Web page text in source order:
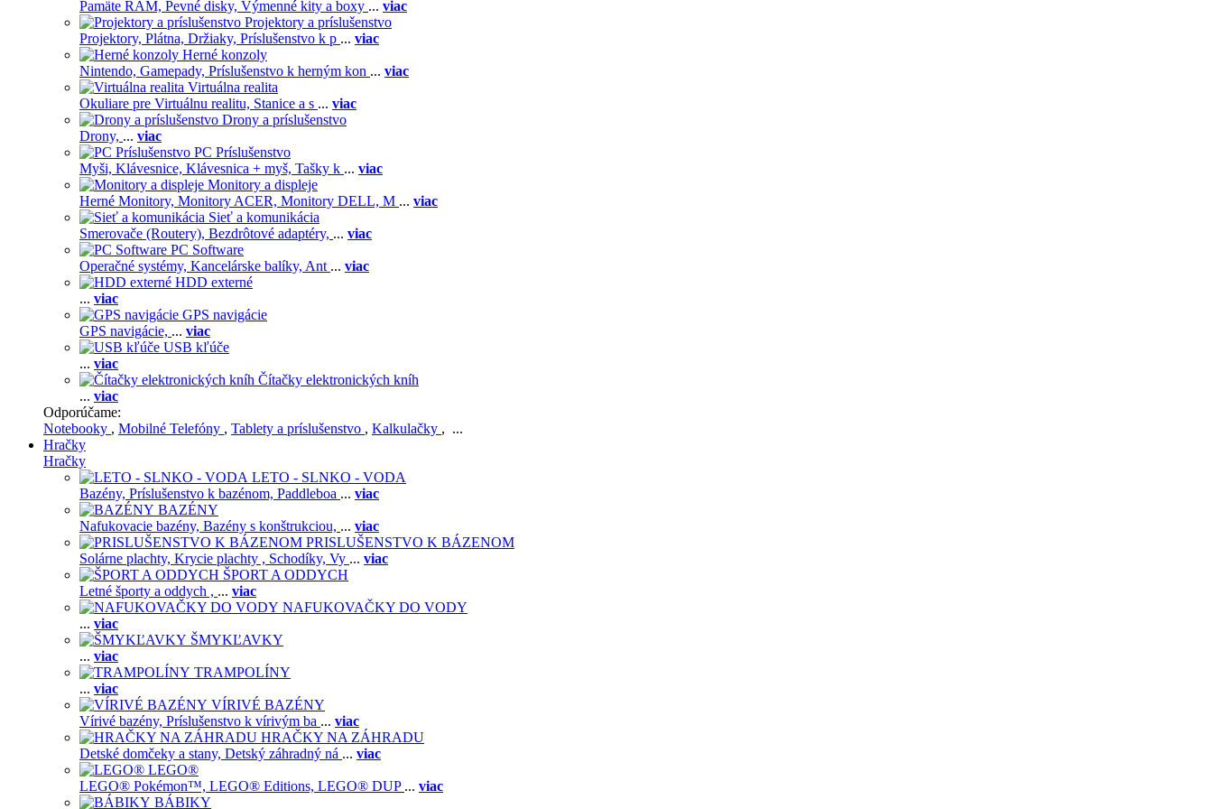
Pamäte RAM, Pevné disky, Výmenné kity a boxy ... viac
Projektory a príslušenstvo
Projektory, Plátna, Držiaky, Príslušenstvo k p ... viac
Herné konzoly
Nintendo, Gamepady, Príslušenstvo k herným kon ... viac
Virtuálna realita
Okuliare pre Virtuálnu realitu, Stanice a s ... viac
Drony a príslušenstvo
Drony, ... viac
PC Príslušenstvo
Myši, Klávesnice, Klávesnica + myš, Tašky k ... viac
Monitory a displeje
Herné Monitory, Monitory ACER, Monitory DELL, M ... viac
Sieť a komunikácia
Smerovače (Routery), Bezdrôtové adaptéry, ... viac
PC Software
Operačné systémy, Kancelárske balíky, Ant ... viac
HDD externé
... viac
GPS navigácie
GPS navigácie, ... viac
USB kľúče
... viac
Čítačky elektronických kníh
... viac
Odporúčame:
Notebooky , Mobilné Telefóny , Tablety a príslušenstvo , Kalkulačky , ...
Hračky
Hračky
LETO - SLNKO - VODA
Bazény, Príslušenstvo k bazénom, Paddleboa ... viac
BAZÉNY
Nafukovacie bazény, Bazény s konštrukciou, ... viac
PRISLUŠENSTVO K BÁZENOM
Solárne plachty, Krycie plachty , Schodíky, Vy ... viac
ŠPORT A ODDYCH
Letné športy a oddych , ... viac
NAFUKOVAČKY DO VODY
... viac
ŠMYKĽAVKY
... viac
TRAMPOLÍNY
... viac
VÍRIVÉ BAZÉNY
Vírivé bazény, Príslušenstvo k vírivým ba ... viac
HRAČKY NA ZÁHRADU
Detské domčeky a stany, Detský záhradný ná ... viac
LEGO®
LEGO® Pokémon™, LEGO® Editions, LEGO® DUP ... viac
BÁBIKY